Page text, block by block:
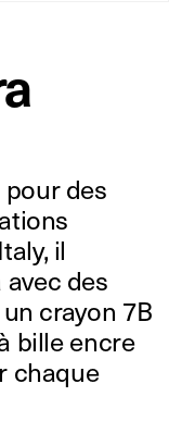
des
il
des
crayon 7B
bille encre
chaque